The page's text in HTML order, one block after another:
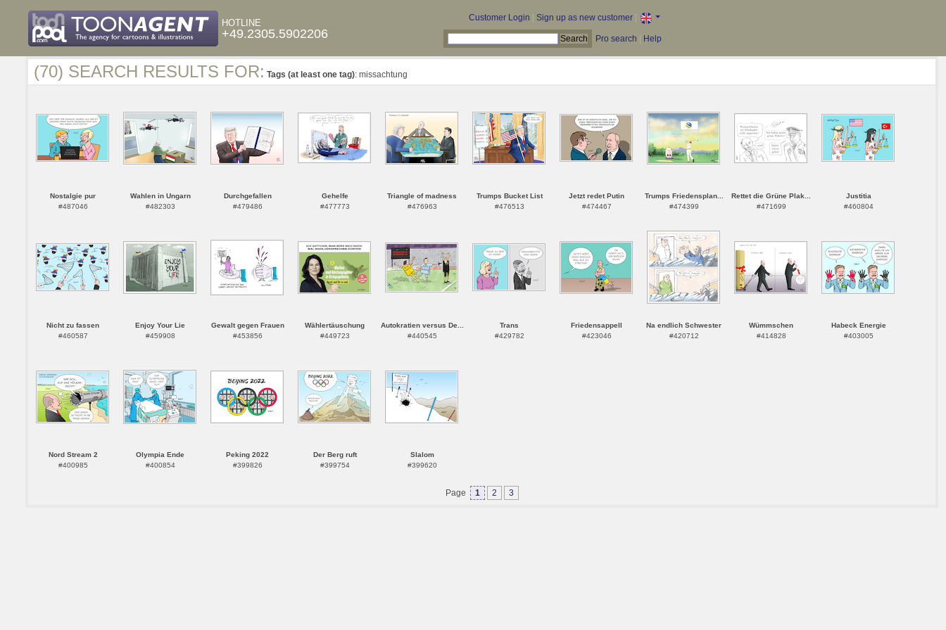
HOTLINE
+49.2305.5902206
Customer Login Sign up as new customer|
Pro search Help
(70) SEARCH RESULTS FOR: Tags (at least one tag): missachtung
Nostalgie pur
#487046
Wahlen in Ungarn
#482303
Durchgefallen
#479486
Gehelfe
#477773
Triangle of madness
#476963
Trumps Bucket List
#476513
Jetzt redet Putin
#474467
Trumps Friedensplan...
#474399
Rettet die Grüne Plak...
#471699
Justitia
#460804
Nicht zu fassen
#460587
Enjoy Your Lie
#459908
Gewalt gegen Frauen
#453856
Wählertäuschung
#449723
Autokratien versus De...
#440545
Trans
#429782
Friedensappell
#423046
Na endlich Schwester
#420712
Wümmschen
#414828
Habeck Energie
#403005
Nord Stream 2
#400985
Olympia Ende
#400854
Peking 2022
#399826
Der Berg ruft
#399754
Slalom
#399620
Page 1 2 3